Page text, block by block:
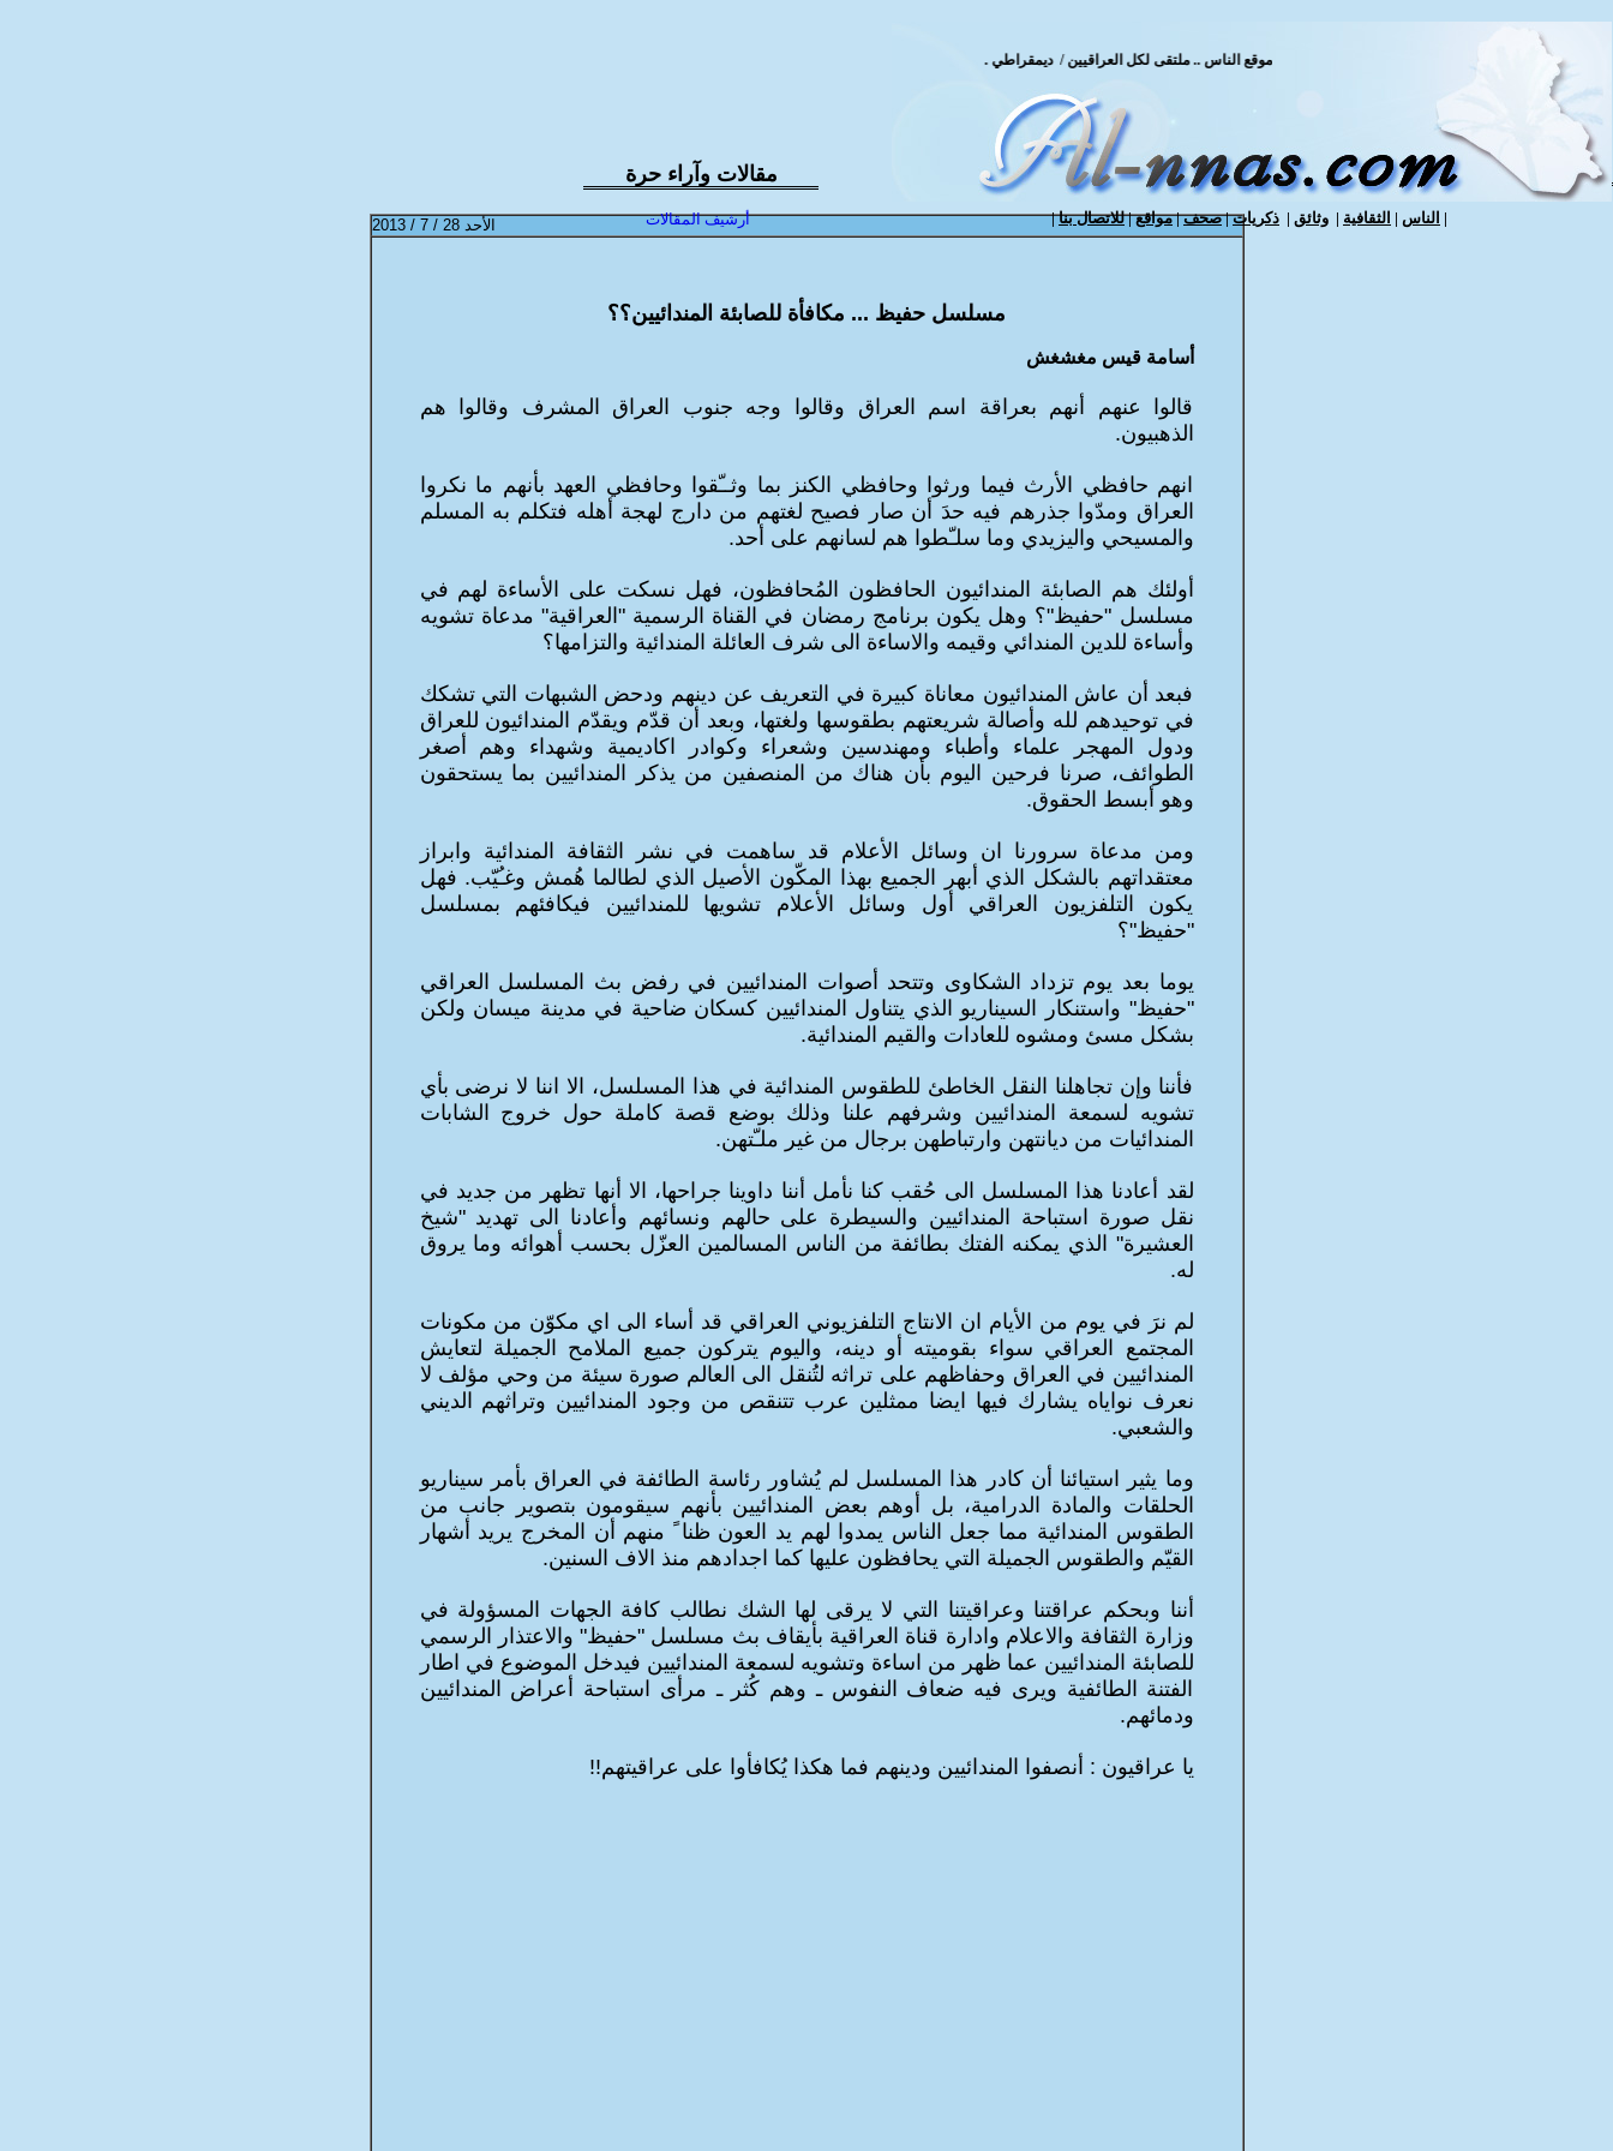
| الناس | الثقافية | وثائق | ذكريات |صحف |مواقع | للاتصال بنا |
موقع الناس .. ملتقى لكل العراقيين / ديمقراطي .. تقدمي .. علماني
مقالات وآراء حرة
الأحد 28 / 7 / 2013
مسلسل حفيظ ... مكافأة للصابئة المندائيين؟؟
أسامة قيس مغشغش
قالوا عنهم أنهم بعراقة اسم العراق وقالوا وجه جنوب العراق المشرف وقالوا هم
الذهبيون.
انهم حافظي الأرث فيما ورثوا وحافظي الكنز بما وثــّقوا وحافظي العهد بأنهم ما نكروا
العراق ومدّوا جذرهم فيه حدَ أن صار فصيح لغتهم من دارج لهجة أهله فتكلم به المسلم
والمسيحي واليزيدي وما سلـّطوا هم لسانهم على أحد.
أولئك هم الصابئة المندائيون الحافظون المُحافظون، فهل نسكت على الأساءة لهم في
مسلسل "حفيظ"؟ وهل يكون برنامج رمضان في القناة الرسمية "العراقية" مدعاة تشويه
وأساءة للدين المندائي وقيمه والاساءة الى شرف العائلة المندائية والتزامها؟
فبعد أن عاش المندائيون معاناة كبيرة في التعريف عن دينهم ودحض الشبهات التي تشكك
في توحيدهم لله وأصالة شريعتهم بطقوسها ولغتها، وبعد أن قدّم ويقدّم المندائيون للعراق
ودول المهجر علماء وأطباء ومهندسين وشعراء وكوادر اكاديمية وشهداء وهم أصغر
الطوائف، صرنا فرحين اليوم بأن هناك من المنصفين من يذكر المندائيين بما يستحقون
وهو أبسط الحقوق.
ومن مدعاة سرورنا ان وسائل الأعلام قد ساهمت في نشر الثقافة المندائية وابراز
معتقداتهم بالشكل الذي أبهر الجميع بهذا المكّون الأصيل الذي لطالما هُمش وغـُيّب. فهل
يكون التلفزيون العراقي أول وسائل الأعلام تشويها للمندائيين فيكافئهم بمسلسل
"حفيظ"؟
يوما بعد يوم تزداد الشكاوى وتتحد أصوات المندائيين في رفض بث المسلسل العراقي
"حفيظ" واستنكار السيناريو الذي يتناول المندائيين كسكان ضاحية في مدينة ميسان ولكن
بشكل مسئ ومشوه للعادات والقيم المندائية.
فأننا وإن تجاهلنا النقل الخاطئ للطقوس المندائية في هذا المسلسل، الا اننا لا نرضى بأي
تشويه لسمعة المندائيين وشرفهم علنا وذلك بوضع قصة كاملة حول خروج الشابات
المندائيات من ديانتهن وارتباطهن برجال من غير ملـّتهن.
لقد أعادنا هذا المسلسل الى حُقب كنا نأمل أننا داوينا جراحها، الا أنها تظهر من جديد في
نقل صورة استباحة المندائيين والسيطرة على حالهم ونسائهم وأعادنا الى تهديد "شيخ
العشيرة" الذي يمكنه الفتك بطائفة من الناس المسالمين العزّل بحسب أهوائه وما يروق
له.
لم نرَ في يوم من الأيام ان الانتاج التلفزيوني العراقي قد أساء الى اي مكوّن من مكونات
المجتمع العراقي سواء بقوميته أو دينه، واليوم يتركون جميع الملامح الجميلة لتعايش
المندائيين في العراق وحفاظهم على تراثه لتُنقل الى العالم صورة سيئة من وحي مؤلف لا
نعرف نواياه يشارك فيها ايضا ممثلين عرب تتنقص من وجود المندائيين وتراثهم الديني
والشعبي.
وما يثير استيائنا أن كادر هذا المسلسل لم يُشاور رئاسة الطائفة في العراق بأمر سيناريو
الحلقات والمادة الدرامية، بل أوهم بعض المندائيين بأنهم سيقومون بتصوير جانب من
الطقوس المندائية مما جعل الناس يمدوا لهم يد العون ظنا ً منهم أن المخرج يريد أشهار
القيّم والطقوس الجميلة التي يحافظون عليها كما اجدادهم منذ الاف السنين.
أننا وبحكم عراقتنا وعراقيتنا التي لا يرقى لها الشك نطالب كافة الجهات المسؤولة في
وزارة الثقافة والاعلام وادارة قناة العراقية بأيقاف بث مسلسل "حفيظ" والاعتذار الرسمي
للصابئة المندائيين عما ظهر من اساءة وتشويه لسمعة المندائيين فيدخل الموضوع في اطار
الفتنة الطائفية ويرى فيه ضعاف النفوس ـ وهم كُثر ـ مرأى استباحة أعراض المندائيين
ودمائهم.
يا عراقيون : أنصفوا المندائيين ودينهم فما هكذا يُكافأوا على عراقيتهم!!
أرشيف المقالات